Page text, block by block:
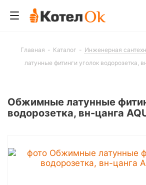
Главная - Каталог - Инженерная
латунные фитинги уголок водорозетка,
Обжимные латунные
водорозетка, вн-цанга